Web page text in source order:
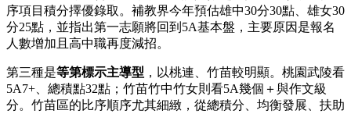
序項目積分擇優錄取。補教界今年預估雄中30分30點、雄女30
分25點，並指出第一志願將回到5A基本盤，主要原因是報名
人數增加且高中職再度減招。
第三種是等第標示主導型 ，以桃連、竹苗較明顯。桃園武陵看
5A7+、總積點32點；竹苗竹中竹女則看5A幾個＋與作文級
分。竹苗區的比序順序尤其細緻，從總積分、均衡發展、扶助